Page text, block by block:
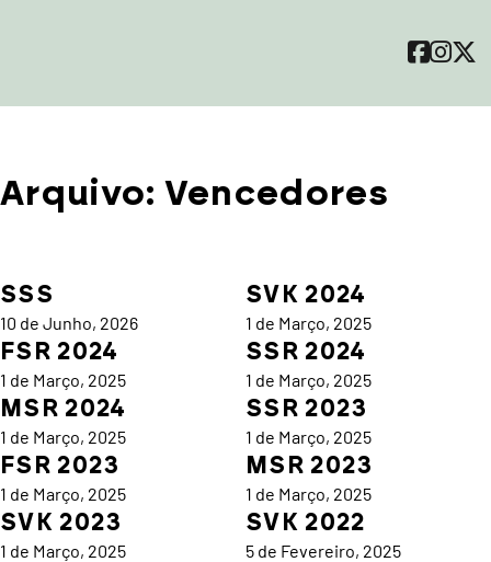
Arquivo: Vencedores
SSS
10 de Junho, 2026
SVK 2024
1 de Março, 2025
FSR 2024
1 de Março, 2025
SSR 2024
1 de Março, 2025
MSR 2024
1 de Março, 2025
SSR 2023
1 de Março, 2025
FSR 2023
1 de Março, 2025
MSR 2023
1 de Março, 2025
SVK 2023
1 de Março, 2025
SVK 2022
5 de Fevereiro, 2025